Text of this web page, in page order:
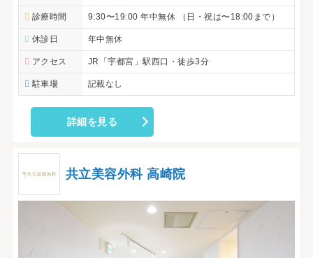
診療時間 9:30〜19:00 年中無休 （日・祝は〜18:00まで）
休診日 年中無休
アクセス JR「宇都宮」駅西口・徒歩3分
駐車場 記載なし
詳細を見る
共立美容外科 高崎院